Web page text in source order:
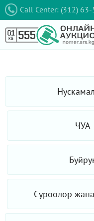
Call Center: (312)
ЧУА
Суроолор